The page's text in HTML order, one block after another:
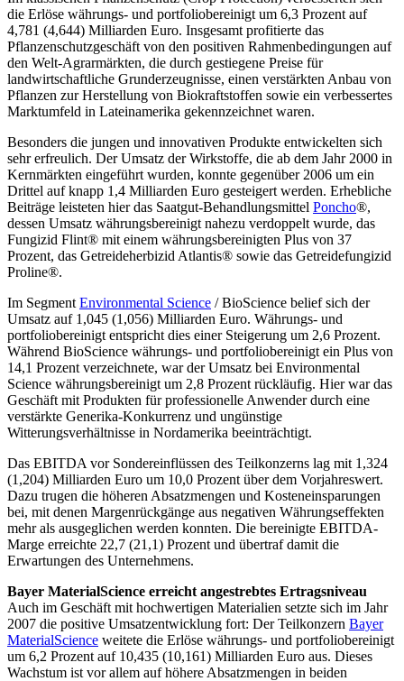
die Erlöse währungs- und portfoliobereinigt um 6,3 Prozent auf
4,781 (4,644) Milliarden Euro. Insgesamt profitierte das
Pflanzenschutzgeschäft von den positiven Rahmenbedingungen auf
den Welt-Agrarmärkten, die durch gestiegene Preise für
landwirtschaftliche Grunderzeugnisse, einen verstärkten Anbau von
Pflanzen zur Herstellung von Biokraftstoffen sowie ein verbessertes
Marktumfeld in Lateinamerika gekennzeichnet waren.
Besonders die jungen und innovativen Produkte entwickelten sich
sehr erfreulich. Der Umsatz der Wirkstoffe, die ab dem Jahr 2000 in
Kernmärkten eingeführt wurden, konnte gegenüber 2006 um ein
Drittel auf knapp 1,4 Milliarden Euro gesteigert werden. Erhebliche
Beiträge leisteten hier das Saatgut-Behandlungsmittel Poncho®,
dessen Umsatz währungsbereinigt nahezu verdoppelt wurde, das
Fungizid Flint® mit einem währungsbereinigten Plus von 37
Prozent, das Getreideherbizid Atlantis® sowie das Getreidefungizid
Proline®.
Im Segment Environmental Science / BioScience belief sich der
Umsatz auf 1,045 (1,056) Milliarden Euro. Währungs- und
portfoliobereinigt entspricht dies einer Steigerung um 2,6 Prozent.
Während BioScience währungs- und portfoliobereinigt ein Plus von
14,1 Prozent verzeichnete, war der Umsatz bei Environmental
Science währungsbereinigt um 2,8 Prozent rückläufig. Hier war das
Geschäft mit Produkten für professionelle Anwender durch eine
verstärkte Generika-Konkurrenz und ungünstige
Witterungsverhältnisse in Nordamerika beeinträchtigt.
Das EBITDA vor Sondereinflüssen des Teilkonzerns lag mit 1,324
(1,204) Milliarden Euro um 10,0 Prozent über dem Vorjahreswert.
Dazu trugen die höheren Absatzmengen und Kosteneinsparungen
bei, mit denen Margenrückgänge aus negativen Währungseffekten
mehr als ausgeglichen werden konnten. Die bereinigte EBITDA-
Marge erreichte 22,7 (21,1) Prozent und übertraf damit die
Erwartungen des Unternehmens.
Bayer MaterialScience erreicht angestrebtes Ertragsniveau
Auch im Geschäft mit hochwertigen Materialien setzte sich im Jahr
2007 die positive Umsatzentwicklung fort: Der Teilkonzern Bayer
MaterialScience weitete die Erlöse währungs- und portfoliobereinigt
um 6,2 Prozent auf 10,435 (10,161) Milliarden Euro aus. Dieses
Wachstum ist vor allem auf höhere Absatzmengen in beiden